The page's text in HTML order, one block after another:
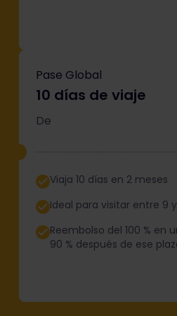
Pase Global
10 días de viaje
De
Viaja 10 días en 2 meses
Ideal para visitar entre 9 y
Reembolso del 100 % en
90 % después de ese